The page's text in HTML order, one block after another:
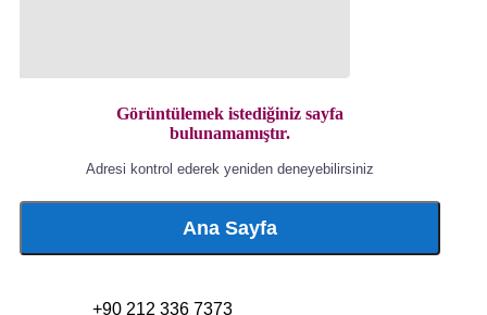
Görüntülemek istediğiniz sayfa
bulunamamıştır.
Adresi kontrol ederek yeniden deneyebilirsiniz
Ana Sayfa
+90 212 336 7373